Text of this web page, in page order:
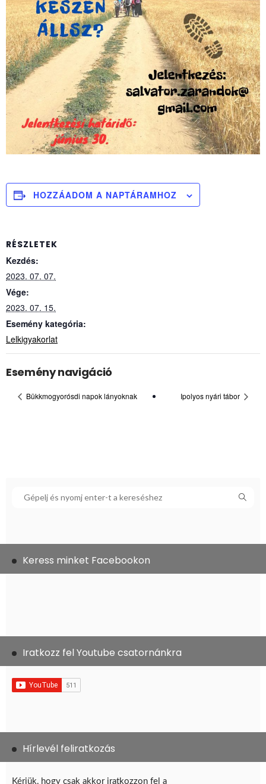
HOZZÁADOM A NAPTÁRAMHOZ
RÉSZLETEK
Kezdés:
2023. 07. 07.
Vége:
2023. 07. 15.
Esemény kategória:
Lelkigyakorlat
Esemény navigáció
Bükkmogyorósdi napok lányoknak Ipolyos nyári tábor
Keress minket Facebookon
Iratkozz fel Youtube csatornánkra
Hírlevél feliratkozás